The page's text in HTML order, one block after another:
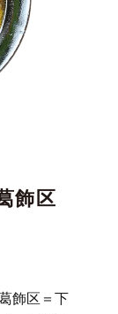
飾区
飾区＝下